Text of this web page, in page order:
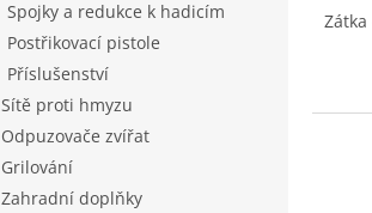
Spojky a redukce k hadicím
Postřikovací pistole
Příslušenství
Sítě proti hmyzu
Odpuzovače zvířat
Grilování
Zahradní doplňky